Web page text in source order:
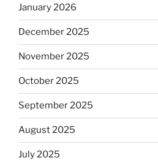
January 2026
December 2025
November 2025
October 2025
September 2025
August 2025
July 2025